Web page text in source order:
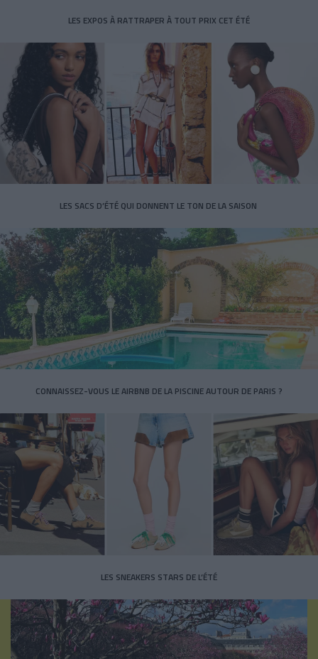
LES EXPOS À RATTRAPER À TOUT PRIX CET ÉTÉ
LES SACS D’ÉTÉ QUI DONNENT LE TON DE LA SAISON
CONNAISSEZ-VOUS LE AIRBNB DE LA PISCINE AUTOUR DE PARIS ?
LES SNEAKERS STARS DE L’ÉTÉ